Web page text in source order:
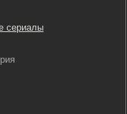
сериалы